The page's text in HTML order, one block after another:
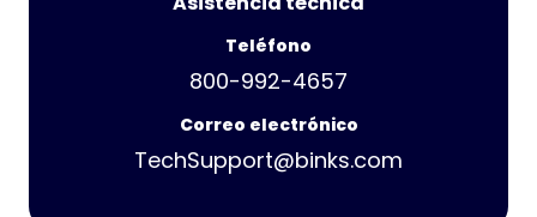
Teléfono
800-992-4657
Correo electrónico
TechSupport@binks.com